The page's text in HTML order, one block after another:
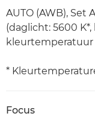
AUTO (AWB), Set
(daglicht: 5600
kleurtemperatuur
*
Focus